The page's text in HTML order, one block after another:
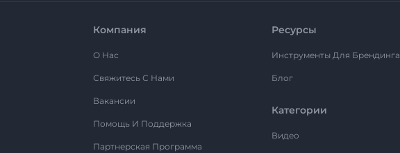
Компания
О Нас
Свяжитесь С Нами
Вакансии
Помощь И Поддержка
Партнерская Программа
Ресурсы
Инструменты Для Брендинга
Блог
Категории
Видео